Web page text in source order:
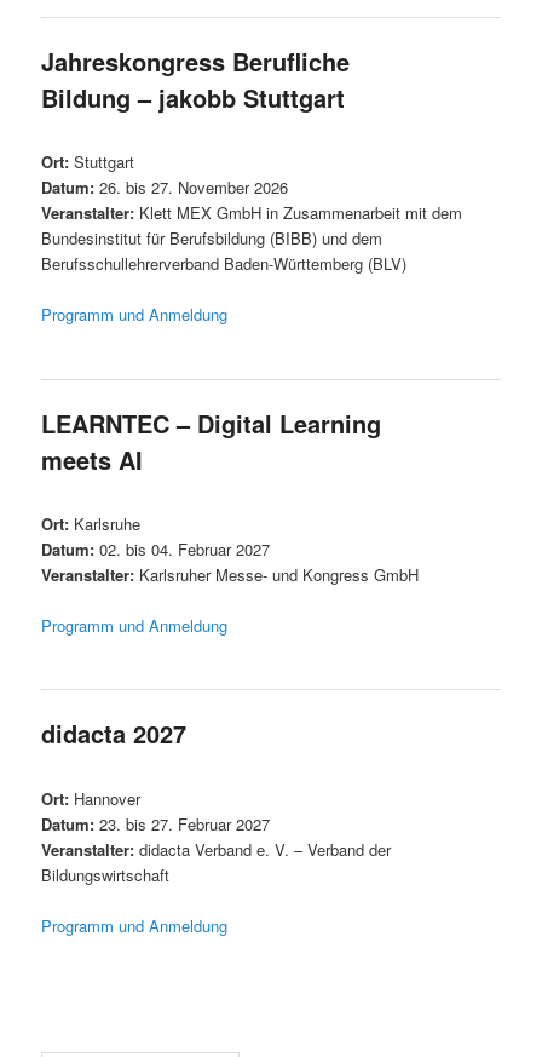
Jahreskongress Berufliche
Bildung – jakobb Stuttgart
Ort: Stuttgart
Datum: 26. bis 27. November 2026
Veranstalter: Klett MEX GmbH in Zusammenarbeit mit dem
Bundesinstitut für Berufsbildung (BIBB) und dem
Berufsschullehrerverband Baden-Württemberg (BLV)
Programm und Anmeldung
LEARNTEC – Digital Learning
meets AI
Ort: Karlsruhe
Datum: 02. bis 04. Februar 2027
Veranstalter: Karlsruher Messe- und Kongress GmbH
Programm und Anmeldung
didacta 2027
Ort: Hannover
Datum: 23. bis 27. Februar 2027
Veranstalter: didacta Verband e. V. – Verband der
Bildungswirtschaft
Programm und Anmeldung